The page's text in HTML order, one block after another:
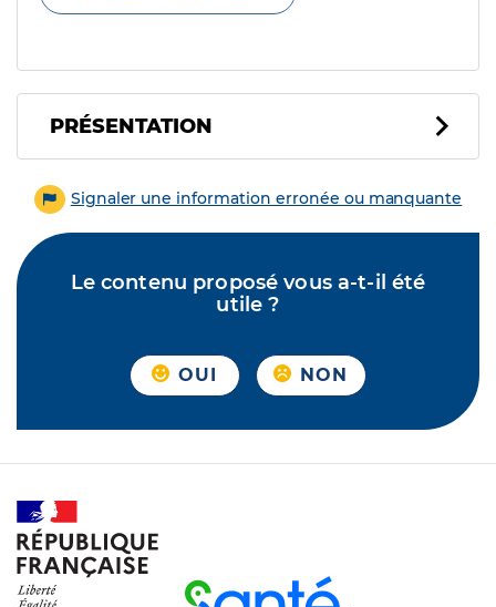
PRÉSENTATION
Signaler une information erronée ou manquante
Le contenu proposé vous a-t-il été
utile ?
OUI NON